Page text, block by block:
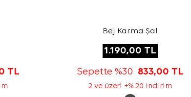
TL
Bej Karma Şal
1.190,00 TL
Sepette %30 833,00 TL
2 ve üzeri +% 20 indirim